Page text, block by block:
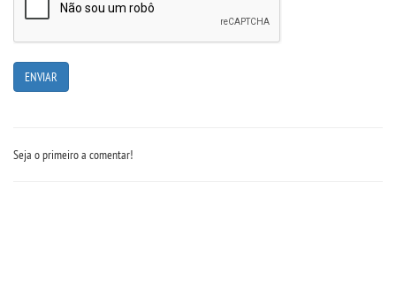
CONTATO
IMPRENSA
OUVIDORIA
Seja o primeiro a comentar!